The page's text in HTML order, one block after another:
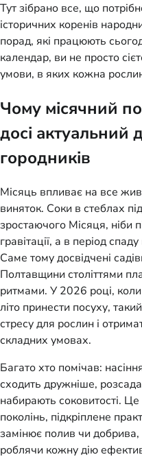
Тут зібрано все, що
історичних коренів
порад, які працюють
календар, ви не просто
умови, в яких кожна
Чому місячний
досі актуальний
городників
Місяць впливає на все
виняток. Соки в стеблах
зростаючого Місяця, ніби
гравітації, а в період
Саме тому досвідчені
Полтавщини століттями
ритмами. У 2026 році,
літо принести посуху,
стресу для рослин і
складних умовах.
Багато хто помічав:
сходить дружніше,
набирають соковитості.
поколінь, підкріплене
замінює полив чи
роблячи кожну дію